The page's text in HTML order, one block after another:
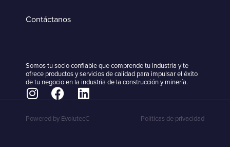
Somos tu socio confiable que comprende tu industria y te
ofrece productos y servicios de calidad para impulsar el éxito
de tu negocio en la industria de la construcción y minería.
Contáctanos
Powered by EvolutecC Políticas de privacidad